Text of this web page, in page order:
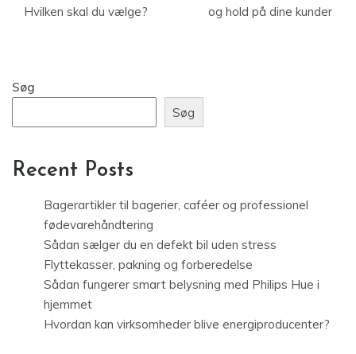
Hvilken skal du vælge?
og hold på dine kunder
Søg
Søg
Recent Posts
Bagerartikler til bagerier, caféer og professionel
fødevarehåndtering
Sådan sælger du en defekt bil uden stress
Flyttekasser, pakning og forberedelse
Sådan fungerer smart belysning med Philips Hue i
hjemmet
Hvordan kan virksomheder blive energiproducenter?